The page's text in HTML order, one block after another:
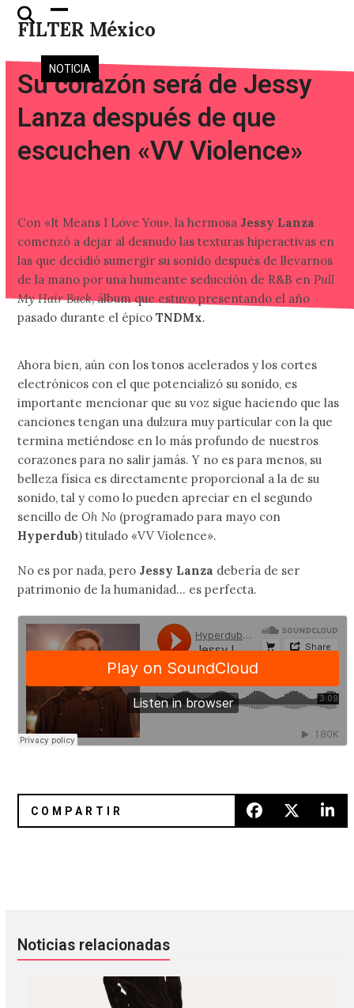
Skip
FILTER México
Open
mobile
menu
Close
mobile
menu
NOTICIA
Su corazón será de Jessy
Lanza después de que
escuchen «VV Violence»
Con «It Means I Love You», la hermosa Jessy Lanza
comenzó a dejar al desnudo las texturas hiperactivas en
las que decidió sumergir su sonido después de llevarnos
de la mano por una humeante seducción de R&B en Pull
My Hair Back, álbum que estuvo presentando el año
pasado durante el épicoTNDMx.
Ahora bien, aún con los tonos acelerados y los cortes
electrónicos con el que potencializó su sonido, es
importante mencionar que su voz sigue haciendo que las
canciones tengan una dulzura muy particular con la que
termina metiéndose en lo más profundo de nuestros
corazones para no salir jamás. Y no es para menos, su
belleza física es directamente proporcional a la de su
sonido, tal y como lo pueden apreciar en el segundo
sencillo deOh No (programado para mayo con
Hyperdub) titulado «VV Violence».
No es por nada, pero Jessy Lanza debería de ser
patrimonio de la humanidad… es perfecta.
Noticias relacionadas